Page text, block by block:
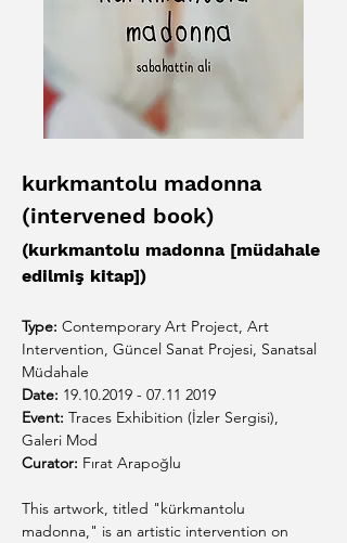
kurkmantolu madonna
(intervened book)
(kurkmantolu madonna [müdahale
edilmiş kitap])
Type: Contemporary Art Project, Art
Intervention, Güncel Sanat Projesi, Sanatsal
Müdahale
Date: 19.10.2019 - 07.11 2019
Event: Traces Exhibition (İzler Sergisi),
Galeri Mod
Curator: Fırat Arapoğlu
This artwork, titled "kürkmantolu
madonna," is an artistic intervention on